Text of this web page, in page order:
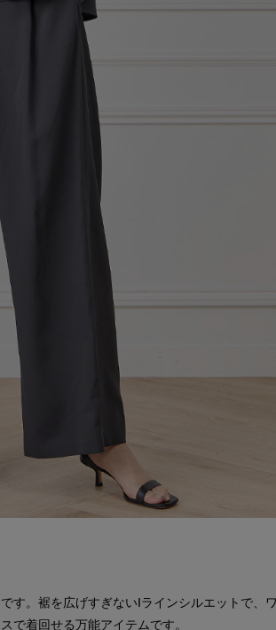
す。裾を広げすぎないIラインシルエットで、
で着回せる万能アイテムです。